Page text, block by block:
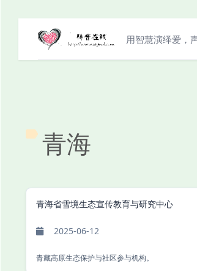
用智慧演绎爱，
青海
青海省雪境生态宣传教育与研究中心
2025-06-12
青藏高原生态保护与社区参与机构。